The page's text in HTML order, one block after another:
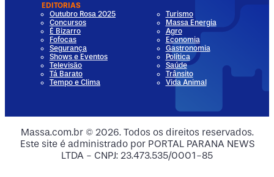
Media
Media
Media
EDITORIAS
Outubro Rosa 2025
Concursos
É Bizarro
Fofocas
Segurança
Shows e Eventos
Televisão
Tá Barato
Tempo e Clima
Turismo
Massa Energia
Agro
Economia
Gastronomia
Política
Saúde
Trânsito
Vida Animal
Massa.com.br © 2026. Todos os direitos reservados.
Este site é administrado por PORTAL PARANA NEWS
LTDA - CNPJ: 23.473.535/0001-85